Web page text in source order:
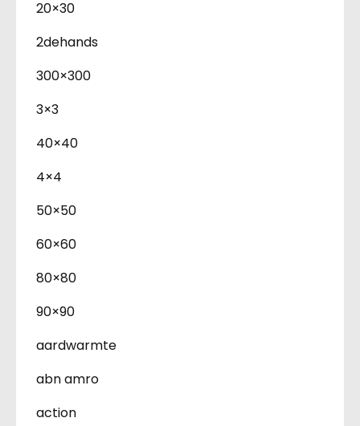
20×30
2dehands
300×300
3×3
40×40
4×4
50×50
60×60
80×80
90×90
aardwarmte
abn amro
action